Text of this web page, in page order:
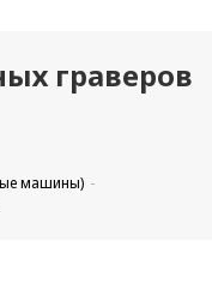
граверов
машины)